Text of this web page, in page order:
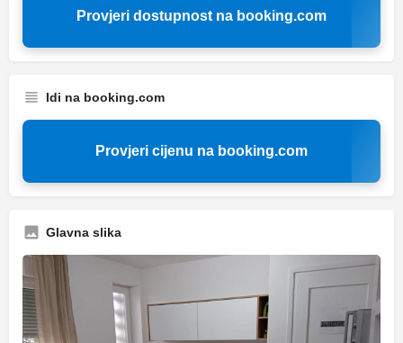
Provjeri dostupnost na booking.com
Idi na booking.com
Provjeri cijenu na booking.com
Glavna slika